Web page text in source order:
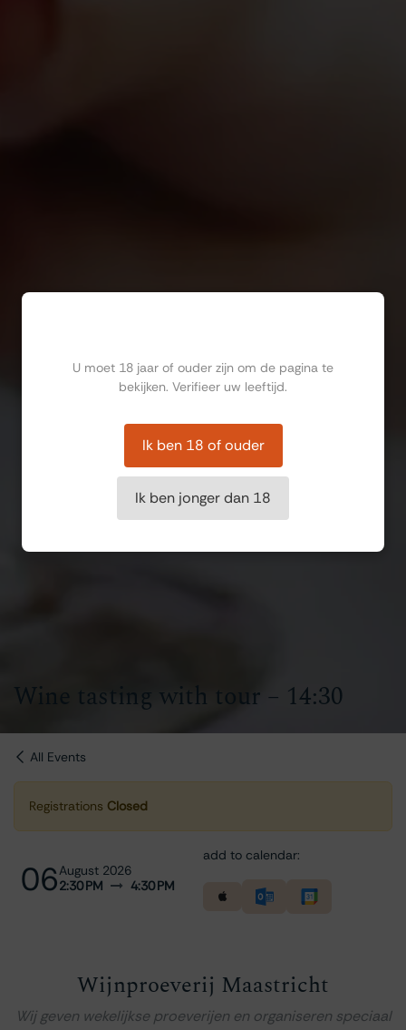
Wine tasting with tour – 14:30
All Events
Registrations Closed
06August 2026
2:30 PM
4:30 PM
add to calendar:
Wijnproeverij Maastricht
Wij geven wekelijkse proeverijen en organiseren speciaal
U moet 18 jaar of ouder zijn om de pagina te
bekijken. Verifieer uw leeftijd.
Ik ben 18 of ouder
Ik ben jonger dan 18